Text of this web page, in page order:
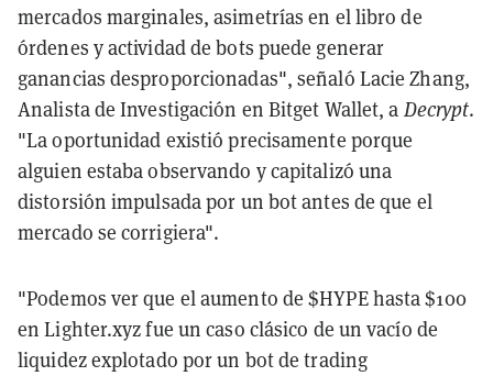
mercados marginales, asimetrías en el libro de
órdenes y actividad de bots puede generar
ganancias desproporcionadas", señaló Lacie Zhang,
Analista de Investigación en Bitget Wallet, a Decrypt.
"La oportunidad existió precisamente porque
alguien estaba observando y capitalizó una
distorsión impulsada por un bot antes de que el
mercado se corrigiera".
"Podemos ver que el aumento de $HYPE hasta $100
en Lighter.xyz fue un caso clásico de un vacío de
liquidez explotado por un bot de trading